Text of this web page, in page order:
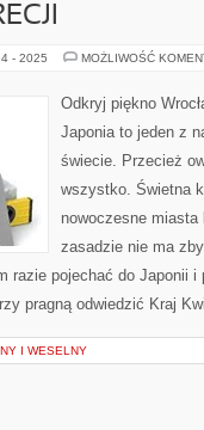
- 2025 MOŻLIWOŚĆ
Odkryj piękno
Japonia to jeden z
świecie. Przecież
wszystko. Świetna
nowoczesne
zasadzie nie ma
razie pojechać do Japonii
pragną odwiedzić Kraj
I WESELNY